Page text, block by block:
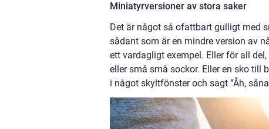
Miniatyrversioner av stora saker
Det är något så ofattbart gulligt med
sådant som är en mindre version av
ett vardagligt exempel. Eller för all
eller små små sockor. Eller en sko till
i något skyltfönster och sagt ”Åh,